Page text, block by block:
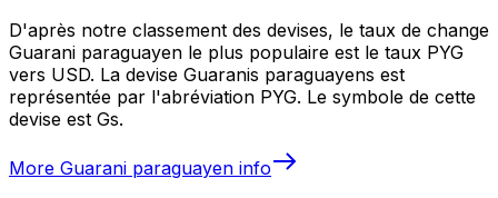
D'après notre classement des devises, le taux de change
Guarani paraguayen le plus populaire est le taux PYG
vers USD. La devise Guaranis paraguayens est
représentée par l'abréviation PYG. Le symbole de cette
devise est Gs.
More Guarani paraguayen info